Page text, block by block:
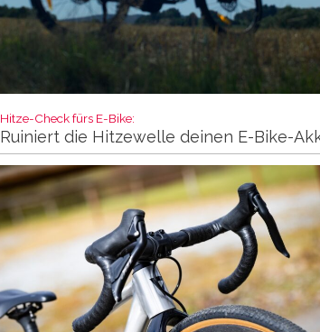
Hitze-Check fürs E-Bike:
Ruiniert die Hitzewelle deinen E-Bike-